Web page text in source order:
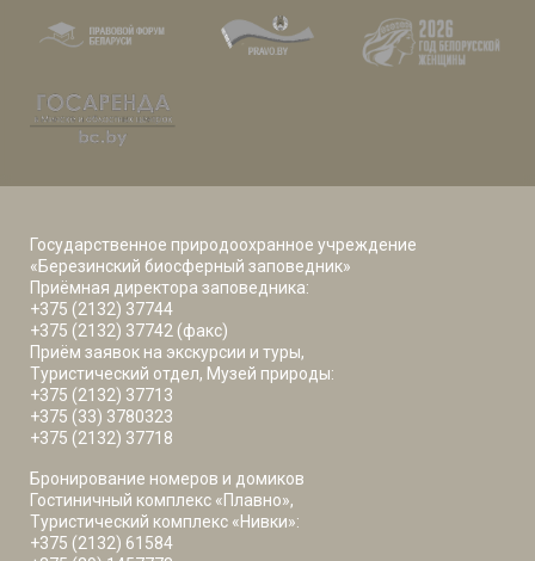
Государственное природоохранное учреждение
«Березинский биосферный заповедник»
Приёмная директора заповедника:
+375 (2132) 37744
+375 (2132) 37742 (факс)
Приём заявок на экскурсии и туры,
Туристический отдел, Музей природы:
+375 (2132) 37713
+375 (33) 3780323
+375 (2132) 37718
Бронирование номеров и домиков
Гостиничный комплекс «Плавно»,
Туристический комплекс «Нивки»:
+375 (2132) 61584